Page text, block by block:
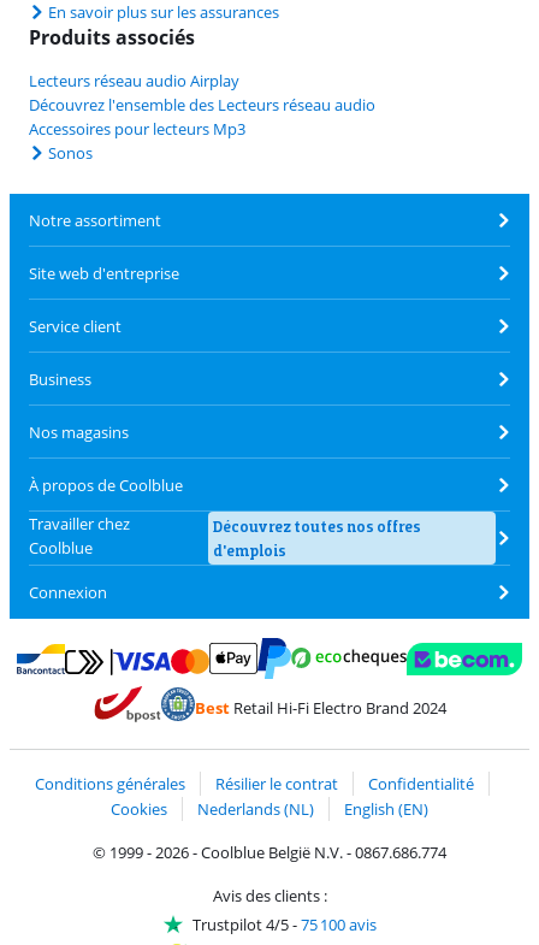
En savoir plus sur les assurances
Produits associés
Lecteurs réseau audio Airplay
Découvrez l'ensemble des Lecteurs réseau audio
Accessoires pour lecteurs Mp3
Sonos
Notre assortiment
Site web d'entreprise
Service client
Business
Nos magasins
À propos de Coolblue
Travailler chez
Coolblue
Découvrez toutes nos offres
d'emplois
Connexion
Payer avec Bancontact
Payer avec MasterCard et Visa via ClickToPay
BestRetail Hi-Fi Electro Brand 2024
Conditions générales Résilier le contrat
Confidentialité
Cookies
Nederlands (NL)
English (EN)
© 1999 - 2026 - Coolblue België N.V. - 0867.686.774
Avis des clients :
Trustpilot 4/5-75 100 avis